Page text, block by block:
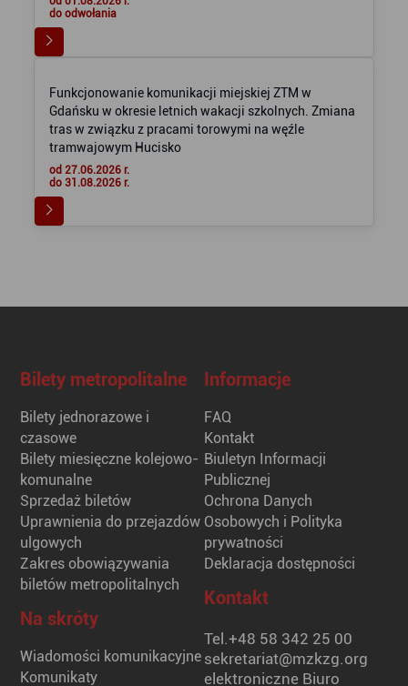
do odwołania
Funkcjonowanie komunikacji miejskiej ZTM w
Gdańsku w okresie letnich wakacji szkolnych. Zmiana
tras w związku z pracami torowymi na węźle
tramwajowym Hucisko
od 27.06.2026 r.
do 31.08.2026 r.
Bilety metropolitalne
Bilety jednorazowe i
czasowe
Bilety miesięczne kolejowo-
komunalne
Sprzedaż biletów
Uprawnienia do przejazdów
ulgowych
Zakres obowiązywania
biletów metropolitalnych
Na skróty
Wiadomości komunikacyjne
Komunikaty
Informacje
FAQ
Kontakt
Biuletyn Informacji
Publicznej
Ochrona Danych
Osobowych i Polityka
prywatności
Deklaracja dostępności
Kontakt
Tel.+48 58 342 25 00
sekretariat@mzkzg.org
elektroniczne Biuro